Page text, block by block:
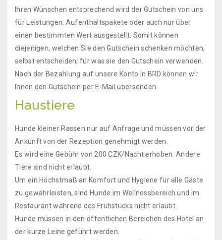
Ihren Wünschen entsprechend wird der Gutschein von uns
für Leistungen, Aufenthaltspakete oder auch nur über
einen bestimmten Wert ausgestellt. Somit können
diejenigen, welchen Sie den Gutschein schenken möchten,
selbst entscheiden, für was sie den Gutschein verwenden.
Nach der Bezahlung auf unsere Konto in BRD können wir
Ihnen den Gutschein per E-Mail übersenden.
Haustiere
Hunde kleiner Rassen nur auf Anfrage und müssen vor der
Ankunft von der Rezeption genehmigt werden.
Es wird eine Gebühr von 200 CZK/Nacht erhoben. Andere
Tiere sind nicht erlaubt.
Um ein Höchstmaß an Komfort und Hygiene für alle Gäste
zu gewährleisten, sind Hunde im Wellnessbereich und im
Restaurant während des Frühstücks nicht erlaubt.
Hunde müssen in den öffentlichen Bereichen des Hotel an
der kurze Leine geführt werden.